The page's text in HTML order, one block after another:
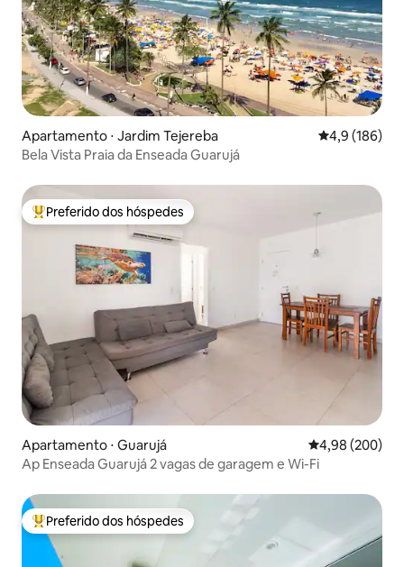
Apartamento ⋅ Jardim Tejereba 4,9 de uma
4,9 (186)
Bela Vista Praia da Enseada Guarujá
Entre os melhores preferidos dos hóspedes
Preferido dos hóspedes
Apartamento ⋅ Guarujá 4,98 de uma
4,98 (200)
Ap Enseada Guarujá 2 vagas de garagem e Wi-Fi
Entre os melhores preferidos dos hóspedes
Preferido dos hóspedes